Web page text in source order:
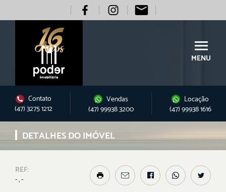
MENU
Contato
(47) 3275 1212
Vendas
(47) 99938 3200
Locação
(47) 99938 1616
DETALHES DO IMÓVEL
REF:
- , -